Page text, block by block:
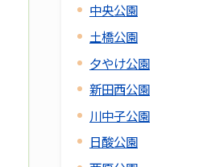
中央公園
土橋公園
夕やけ公園
新田西公園
川中子公園
日酸公園